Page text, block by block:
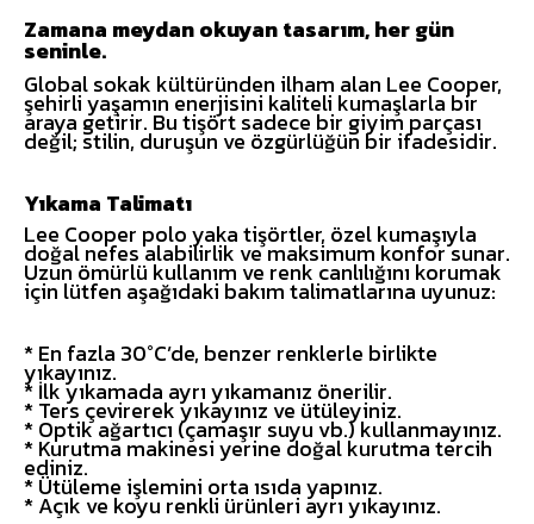
Zamana meydan okuyan tasarım, her gün
seninle.
Global sokak kültüründen ilham alan Lee Cooper,
şehirli yaşamın enerjisini kaliteli kumaşlarla bir
araya getirir. Bu tişört sadece bir giyim parçası
değil; stilin, duruşun ve özgürlüğün bir ifadesidir.
Yıkama Talimatı
Lee Cooper polo yaka tişörtler, özel kumaşıyla
doğal nefes alabilirlik ve maksimum konfor sunar.
Uzun ömürlü kullanım ve renk canlılığını korumak
için lütfen aşağıdaki bakım talimatlarına uyunuz:
* En fazla 30°C’de, benzer renklerle birlikte
yıkayınız.
* İlk yıkamada ayrı yıkamanız önerilir.
* Ters çevirerek yıkayınız ve ütüleyiniz.
* Optik ağartıcı (çamaşır suyu vb.) kullanmayınız.
* Kurutma makinesi yerine doğal kurutma tercih
ediniz.
* Ütüleme işlemini orta ısıda yapınız.
* Açık ve koyu renkli ürünleri ayrı yıkayınız.